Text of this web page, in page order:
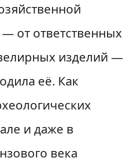
от ответственных
изделий —
её. Как
и даже в
века